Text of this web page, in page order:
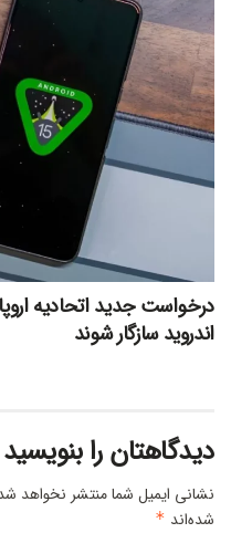
درخواست جدید اتحادیه اروپا
اندروید سازگار شوند
دیدگاهتان را بنویسید
نشانی ایمیل شما منتشر نخواهد
شده‌اند *